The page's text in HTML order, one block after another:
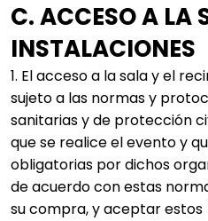
C. ACCESO A LA
INSTALACIONES
1. El acceso a la sala y el
sujeto a las normas y
sanitarias y de protección
que se realice el evento y
obligatorias por dichos
de acuerdo con estas
su compra, y aceptar estos